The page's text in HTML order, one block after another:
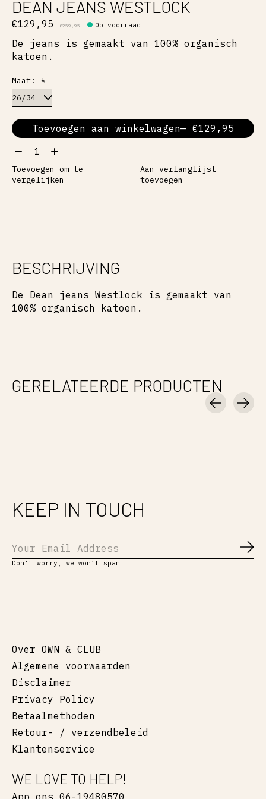
DEAN JEANS WESTLOCK
€129,95 €259,95 Op voorraad
De jeans is gemaakt van 100% organisch
katoen.
Maat: *
Toevoegen aan winkelwagen
— €129,95
Aantal:
Toevoegen om te
vergelijken
Aan verlanglijst
toevoegen
BESCHRIJVING
De Dean jeans Westlock is gemaakt van
100% organisch katoen.
GERELATEERDE PRODUCTEN
KEEP IN TOUCH
Don’t worry, we won’t spam
Over OWN & CLUB
Algemene voorwaarden
Disclaimer
Privacy Policy
Betaalmethoden
Retour- / verzendbeleid
Klantenservice
WE LOVE TO HELP!
App ons 06-19480570